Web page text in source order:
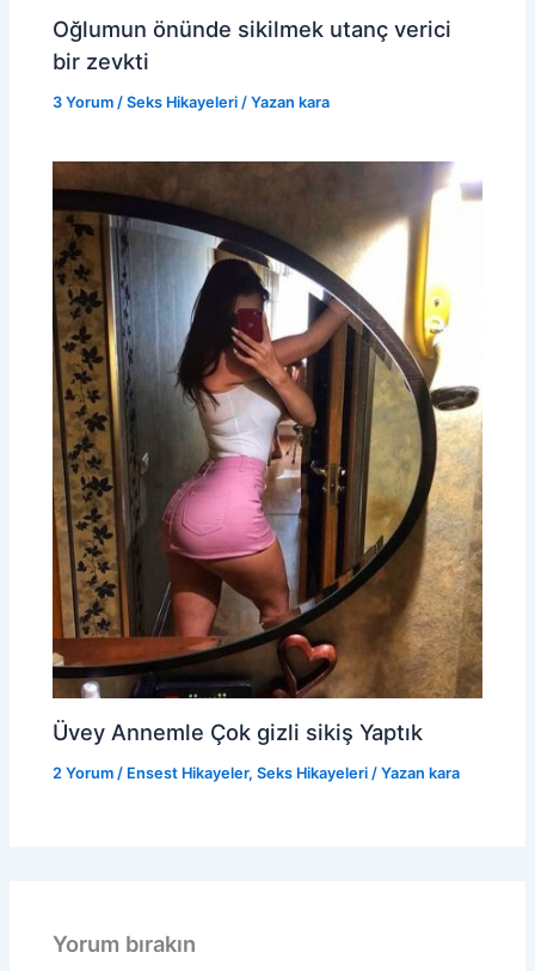
Oğlumun önünde sikilmek utanç verici
bir zevkti
3 Yorum /Seks Hikayeleri / Yazan kara
Üvey Annemle Çok gizli sikiş Yaptık
2 Yorum / Ensest Hikayeler,Seks Hikayeleri / Yazan kara
Yorum bırakın